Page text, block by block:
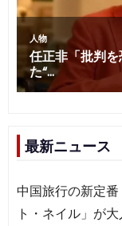
最新ニュース
中国旅行の新定
ト・ネイル」が